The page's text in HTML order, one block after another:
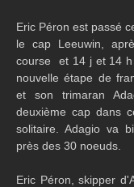
Eric Péron est passé
le cap Leeuwin,
course  et 14 j et 14
nouvelle étape de
et son trimaran
deuxième cap dans
solitaire. Adagio va
près des 30 noeuds.
Eric Péron, skipper